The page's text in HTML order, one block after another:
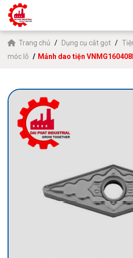
Trang chủ Dụng cụ cắt gọt
móc lỗ
Mảnh dao tiện